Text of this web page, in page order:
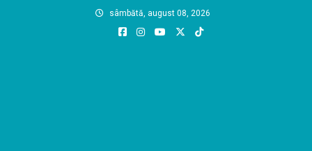
sâmbătă, august 08, 2026